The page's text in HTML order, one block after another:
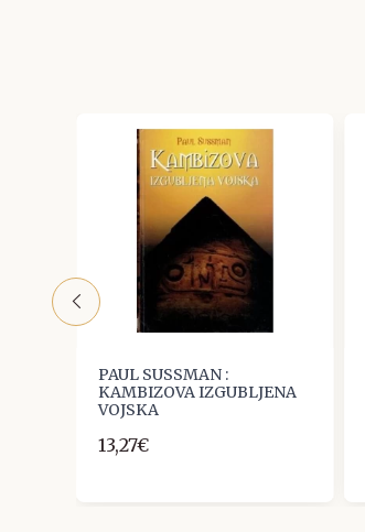
PAUL SUSSMAN :
KAMBIZOVA IZGUBLJENA
VOJSKA
13,27€